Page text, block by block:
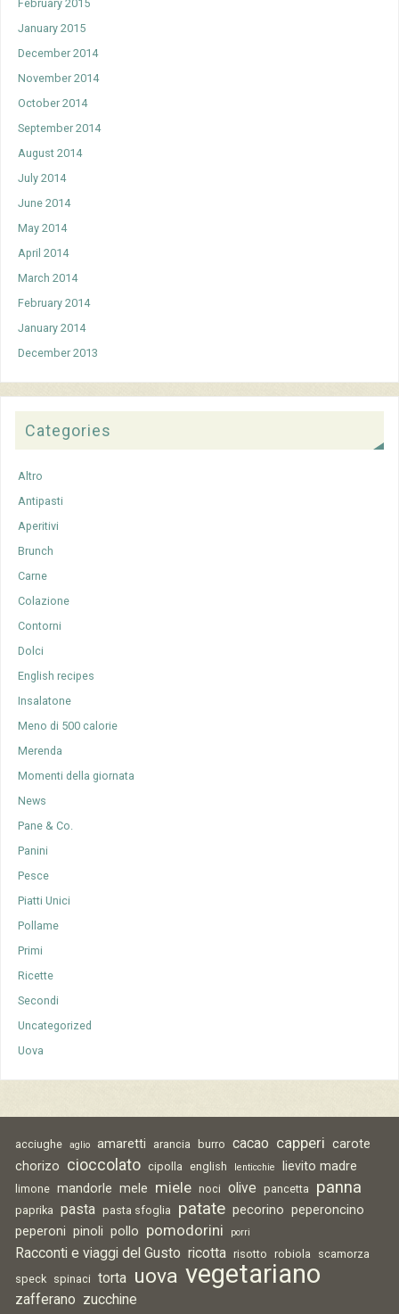
February 2015
January 2015
December 2014
November 2014
October 2014
September 2014
August 2014
July 2014
June 2014
May 2014
April 2014
March 2014
February 2014
January 2014
December 2013
Categories
Altro
Antipasti
Aperitivi
Brunch
Carne
Colazione
Contorni
Dolci
English recipes
Insalatone
Meno di 500 calorie
Merenda
Momenti della giornata
News
Pane & Co.
Panini
Pesce
Piatti Unici
Pollame
Primi
Ricette
Secondi
Uncategorized
Uova
acciughe aglio amaretti arancia burro cacao capperi carote
chorizo
cioccolato cipolla english lenticchie lievito madre
limone mandorle mele miele noci olive pancetta panna
paprika pasta pasta sfoglia patate pecorino peperoncino
peperoni pinoli pollo pomodorini porri
Racconti e viaggi del Gusto ricotta risotto robiola
scamorza
speck spinaci torta uova vegetariano
zafferano zucchine